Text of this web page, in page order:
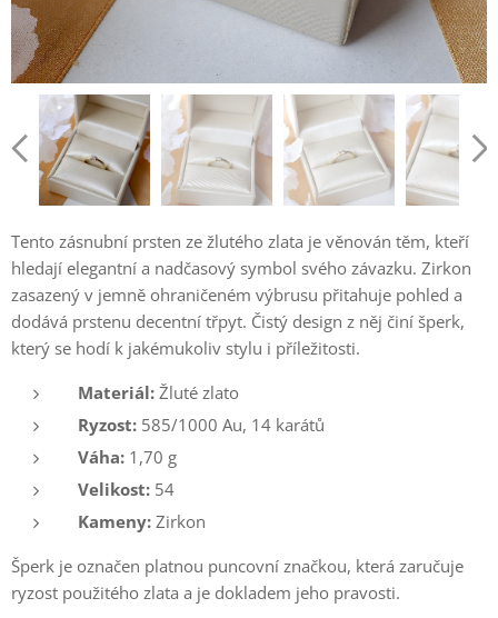
Tento zásnubní prsten ze žlutého zlata je věnován těm, kteří
hledají elegantní a nadčasový symbol svého závazku. Zirkon
zasazený v jemně ohraničeném výbrusu přitahuje pohled a
dodává prstenu decentní třpyt. Čistý design z něj činí šperk,
který se hodí k jakémukoliv stylu i příležitosti.
Materiál: Žluté zlato
Ryzost: 585/1000 Au, 14 karátů
Váha: 1,70 g
Velikost: 54
Kameny: Zirkon
Šperk je označen platnou puncovní značkou, která zaručuje
ryzost použitého zlata a je dokladem jeho pravosti.